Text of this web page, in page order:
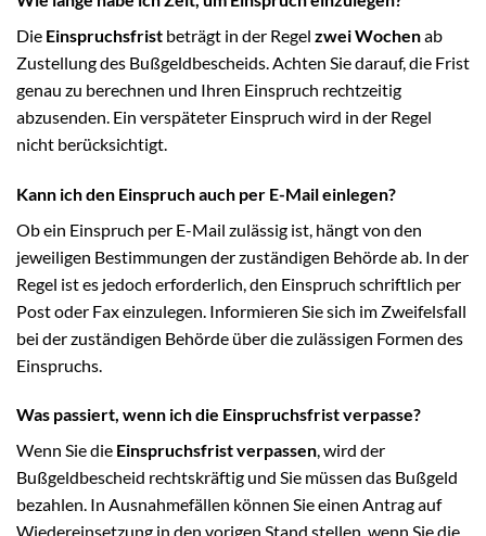
Die Einspruchsfrist beträgt in der Regel zwei Wochenab
Zustellung des Bußgeldbescheids. Achten Sie darauf, die Frist
genau zu berechnen und Ihren Einspruch rechtzeitig
abzusenden. Ein verspäteter Einspruch wird in der Regel
nicht berücksichtigt.
Kann ich den Einspruch auch per E-Mail einlegen?
Ob ein Einspruch per E-Mail zulässig ist, hängt von den
jeweiligen Bestimmungen der zuständigen Behörde ab. In der
Regel ist es jedoch erforderlich, den Einspruch schriftlich per
Post oder Fax einzulegen. Informieren Sie sich im Zweifelsfall
bei der zuständigen Behörde über die zulässigen Formen des
Einspruchs.
Was passiert, wenn ich die Einspruchsfrist verpasse?
Wenn Sie die Einspruchsfrist verpassen, wird der
Bußgeldbescheid rechtskräftig und Sie müssen das Bußgeld
bezahlen. In Ausnahmefällen können Sie einen Antrag auf
Wiedereinsetzung in den vorigen Stand stellen, wenn Sie die